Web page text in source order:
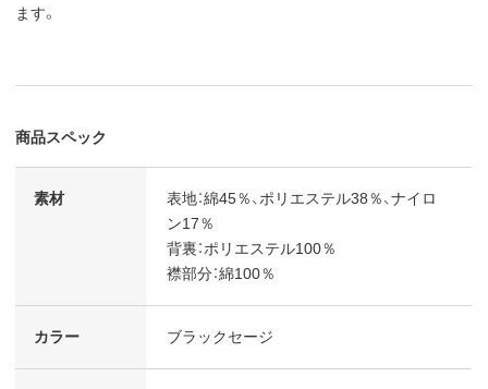
ます。
商品スペック
素材
表地：綿45％、ポリエステル38％、ナイロ
ン17％
背裏：ポリエステル100％
襟部分：綿100％
カラー ブラックセージ